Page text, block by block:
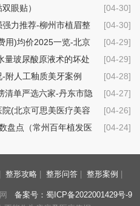
[04-30]
眼贴）
[04-30]
力推荐-柳州市植眉整
[04-29]
用)均价2025一览-北京
[04-29]
量玻尿酸原液术的坏处
[04-28]
附人工釉质美牙案例
[04-27]
清单严选六家-丹东市隐
[04-26]
(北京可思美医疗美容
[04-24]
盘点（常州百年植发医
整形攻略 整形问答 整形案例
网 备案号：蜀ICP备2022001429号-9